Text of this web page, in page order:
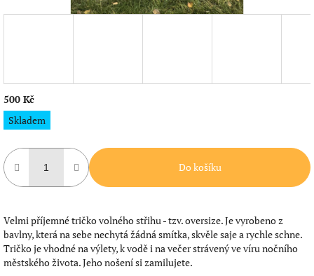
500 Kč
Měrná
cena:
Skladem
Do košíku
Velmi příjemné tričko volného střihu - tzv. oversize. Je vyrobeno z
bavlny, která na sebe nechytá žádná smítka, skvěle saje a rychle schne.
Tričko je vhodné na výlety, k vodě i na večer strávený ve víru nočního
městského života. Jeho nošení si zamilujete.